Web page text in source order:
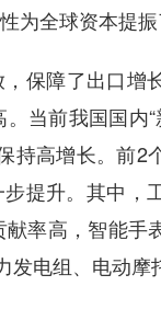
为全球资本提振
保障了出口增
当前我国国内
持高增长。前2
提升。其中，
率高，智能手
电组、电动摩